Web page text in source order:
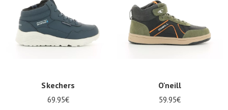
Skechers
69.95€
O'neill
59.95€